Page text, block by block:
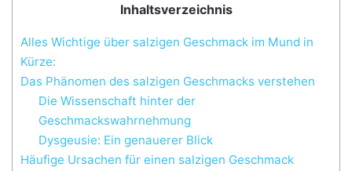
Inhaltsverzeichnis
Alles Wichtige über salzigen Geschmack im Mund in
Kürze:
Das Phänomen des salzigen Geschmacks verstehen
Die Wissenschaft hinter der
Geschmackswahrnehmung
Dysgeusie: Ein genauerer Blick
Häufige Ursachen für einen salzigen Geschmack